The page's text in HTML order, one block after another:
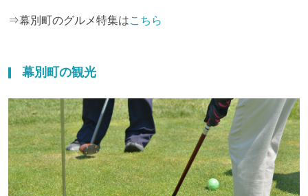
⇒幕別町のグルメ特集はこちら
幕別町の観光